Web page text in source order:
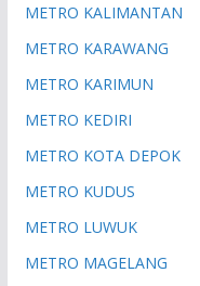
METRO KALIMANTAN
METRO KARAWANG
METRO KARIMUN
METRO KEDIRI
METRO KOTA DEPOK
METRO KUDUS
METRO LUWUK
METRO MAGELANG